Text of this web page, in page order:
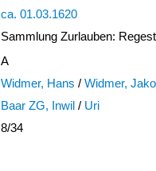
ca. 01.03.1620
Sammlung Zurlauben:
A
Widmer, Hans / Widmer,
Baar ZG, Inwil / Uri
8/34